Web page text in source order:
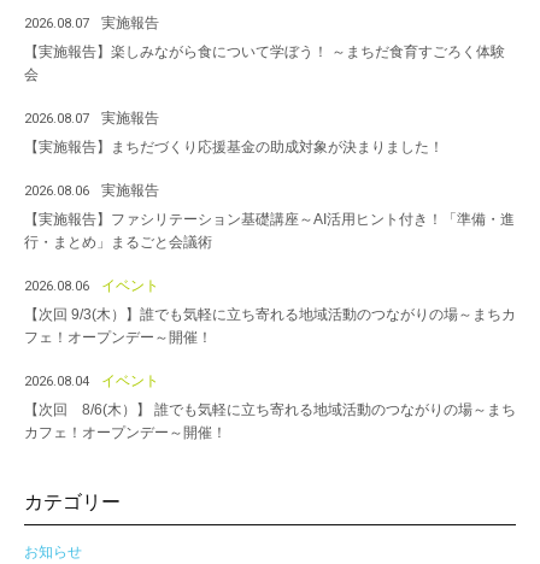
2026.08.07
実施報告
【実施報告】楽しみながら食について学ぼう！ ～まちだ食育すごろく体験
会
2026.08.07
実施報告
【実施報告】まちだづくり応援基金の助成対象が決まりました！
2026.08.06
実施報告
【実施報告】ファシリテーション基礎講座～AI活用ヒント付き！「準備・進
行・まとめ」まるごと会議術
2026.08.06
イベント
【次回 9/3(木）】誰でも気軽に立ち寄れる地域活動のつながりの場～まちカ
フェ！オープンデー～開催！
2026.08.04
イベント
【次回 8/6(木）】 誰でも気軽に立ち寄れる地域活動のつながりの場～まち
カフェ！オープンデー～開催！
カテゴリー
お知らせ